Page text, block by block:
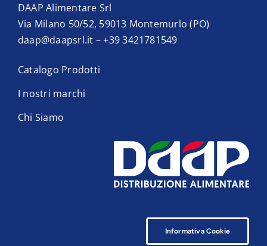
DAAP Alimentare Srl
Via Milano 50/52, 59013 Montemurlo (PO)
daap@daapsrl.it –+39 3421781549
Catalogo Prodotti
I nostri marchi
Chi Siamo
Informativa Cookie